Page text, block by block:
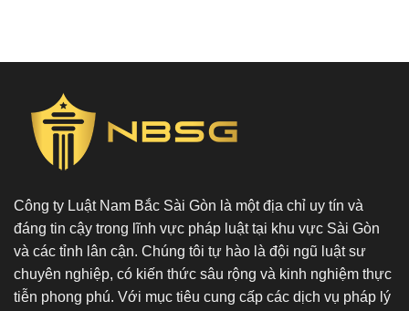
Công ty Luật Nam Bắc Sài Gòn là một địa chỉ uy tín và
đáng tin cậy trong lĩnh vực pháp luật tại khu vực Sài Gòn
và các tỉnh lân cận. Chúng tôi tự hào là đội ngũ luật sư
chuyên nghiệp, có kiến thức sâu rộng và kinh nghiệm thực
tiễn phong phú. Với mục tiêu cung cấp các dịch vụ pháp lý